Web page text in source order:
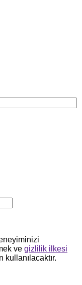
ve gizlilik ilkesi
kullanılacaktır.